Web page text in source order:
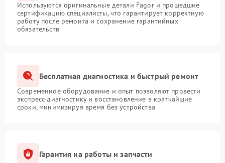
Используются оригинальные детали Fagor и прошедшие
сертификацию специалисты, что гарантирует корректную
работу после ремонта и сохранение гарантийных
обязательств
Бесплатная диагностика и быстрый ремонт
Современное оборудование и опыт позволяют провести
экспресс-диагностику и восстановление в кратчайшие
сроки, минимизируя время без устройства
Гарантия на работы и запчасти